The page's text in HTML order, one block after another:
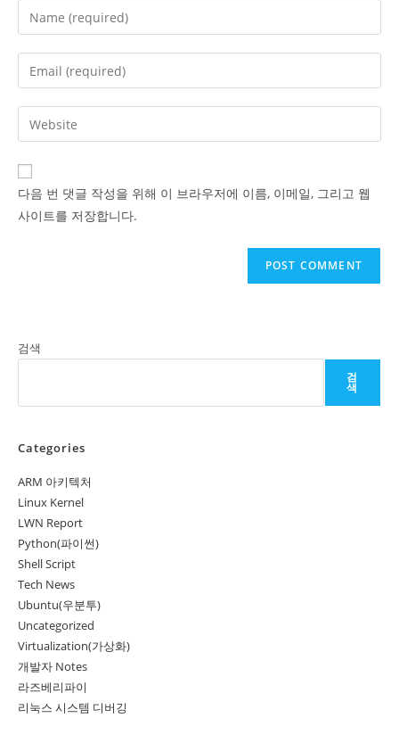
Enter
your
name
comment
Enter
your
email
address
comment
Enter
your
website
URL
다음 번 댓글 작성을 위해 이 브라우저에 이름, 이메일, 그리고 웹
사이트를 저장합니다.
검색
검
색
Categories
ARM 아키텍처
Linux Kernel
LWN Report
Python(파이썬)
Shell Script
Tech News
Ubuntu(우분투)
Uncategorized
Virtualization(가상화)
개발자 Notes
라즈베리파이
리눅스 시스템 디버깅